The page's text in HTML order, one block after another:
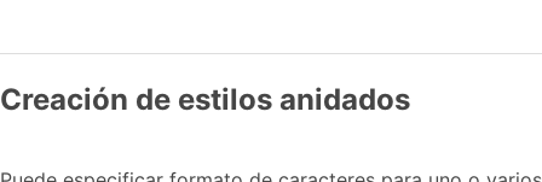
Creación de estilos anidados